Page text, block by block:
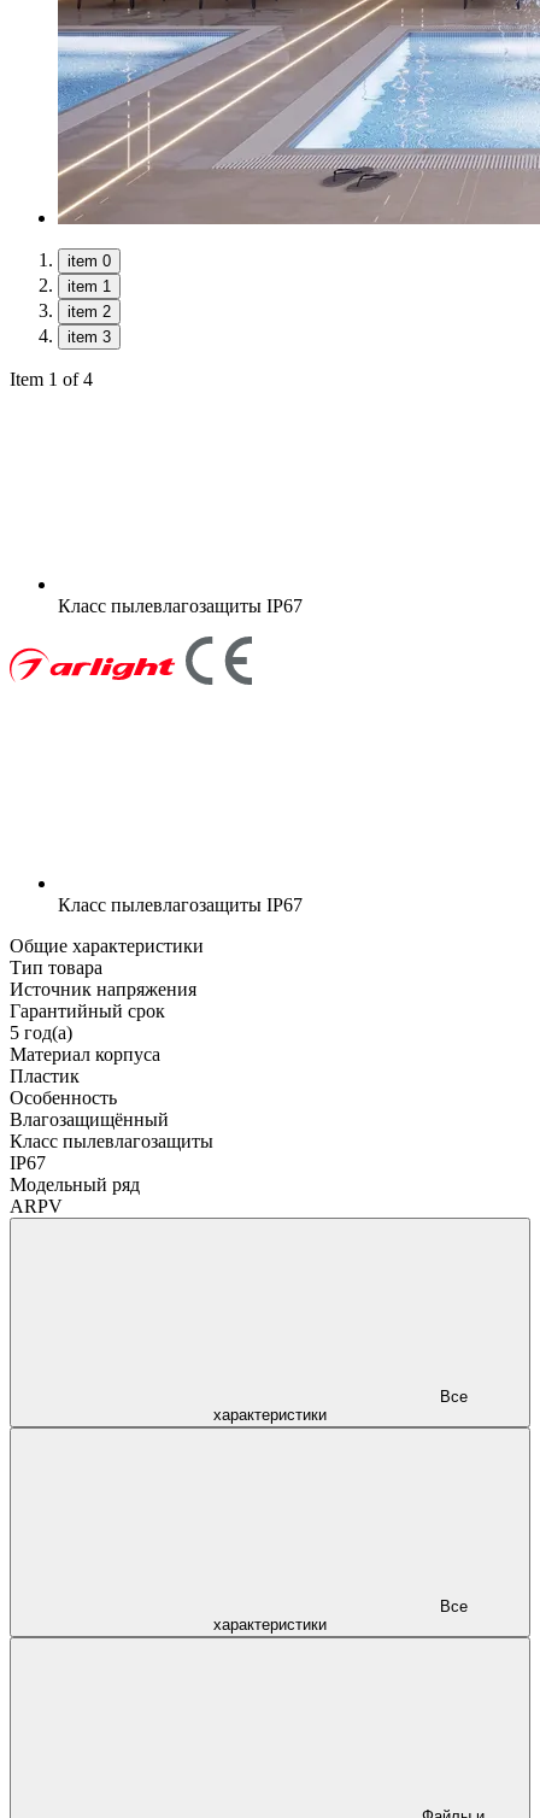
item 0
item 1
item 2
item 3
Item 1 of 4
Класс пылевлагозащиты IP67
Класс пылевлагозащиты IP67
Общие характеристики
Тип товара
Источник напряжения
Гарантийный срок
5 год(а)
Материал корпуса
Пластик
Особенность
Влагозащищённый
Класс пылевлагозащиты
IP67
Модельный ряд
ARPV
характеристики
характеристики